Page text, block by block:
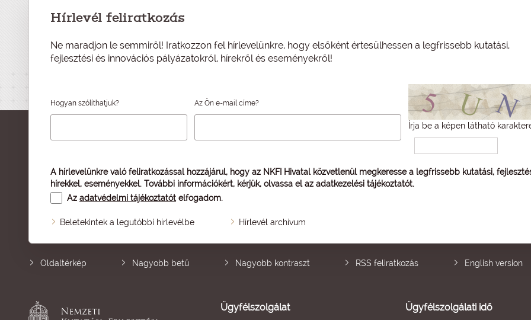
Hírlevél feliratkozás
Ne maradjon le semmiről! Iratkozzon fel hírlevelünkre, hogy elsőként értesülhessen a legfrissebb kutatási,
fejlesztési és innovációs pályázatokról, hírekről és eseményekről!
Hogyan szólíthatjuk? Az Ön e-mail címe?
Írja be a képen látható
A hírlevelünkre való feliratkozással hozzájárul, hogy az NKFI Hivatal közvetlenül megkeresse a legfrissebb kutatási,
hírekkel, eseményekkel. További információkért, kérjük, olvassa el az adatkezelési tájékoztatót.
Az adatvédelmi tájékoztatót elfogadom.
Beletekintek a legutóbbi hírlevélbe Hírlevél archívum
Oldaltérkép Nagyobb betű Nagyobb kontraszt RSS feliratkozás English version
Ügyfélszolgálat Ügyfélszolgálati idő